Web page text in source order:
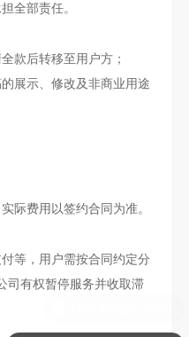
全部责任。
款后转移至用户方；
展示、修改及非商业用途
际费用以签约合同为准。
等，用户需按合同约定分
司有权暂停服务并收取滞